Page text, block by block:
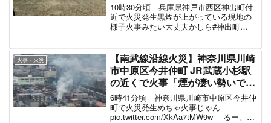
10時30分頃 兵庫県神戸市西区神出町付
近で火災発生黒煙が上がっている現地の
様子火事みたい大丈夫かしら#神出町
やすみ】 (@wild_t...
火事・火災
【南武線沿線火災】神奈川県川崎
市中原区今井仲町 JR武蔵小杉駅
の近くで火事「煙が凄い勢いで上
がってる、視界が真っ白」#川崎
6月10日
6時41分頃 神奈川県川崎市中原区今井仲
町で火災発生めちゃ火事じゃん
pic.twitter.com/XkAa7tMW9w— るー。